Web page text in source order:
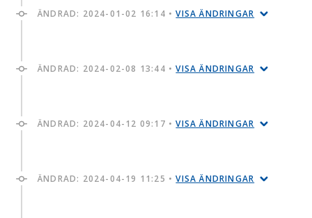
ÄNDRAD: 2024-01-02 16:14 •VISA ÄNDRINGAR
ÄNDRAD: 2024-02-08 13:44 •VISA ÄNDRINGAR
ÄNDRAD: 2024-04-12 09:17 •VISA ÄNDRINGAR
ÄNDRAD: 2024-04-19 11:25 •VISA ÄNDRINGAR